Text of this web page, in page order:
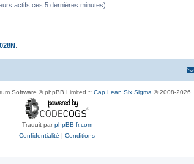
actifs ces 5 dernières minutes)
Software © phpBB Limited ~ Cap Lean Six Sigma © 2008-2026
Traduit parphpBB-fr.com
Confidentialité | Conditions